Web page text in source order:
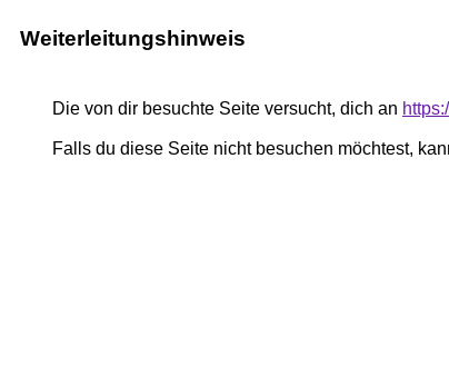
Weiterleitungshinweis
Die von dir besuchte Seite versucht, dich an
Falls du diese Seite nicht besuchen möchtest,